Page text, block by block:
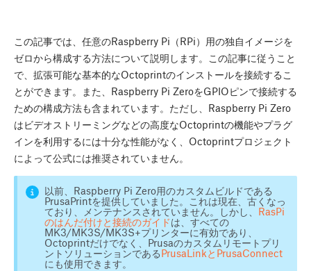
この記事では、任意のRaspberry Pi（RPi）用の独自イメージを
ゼロから構成する方法について説明します。この記事に従うこと
で、拡張可能な基本的なOctoprintのインストールを接続するこ
とができます。また、Raspberry Pi ZeroをGPIOピンで接続する
ための構成方法も含まれています。ただし、Raspberry Pi Zero
はビデオストリーミングなどの高度なOctoprintの機能やプラグ
インを利用するには十分な性能がなく、Octoprintプロジェクト
によって公式には推奨されていません。
以前、Raspberry Pi Zero用のカスタムビルドである
PrusaPrintを提供していました。これは現在、古くなっ
ており、メンテナンスされていません。しかし、 RasPi
のはんだ付けと接続のガイドは、すべての
MK3/MK3S/MK3S+プリンターに有効であり、
Octoprintだけでなく、Prusaのカスタムリモートプリ
ントソリューションであるPrusaLinkとPrusaConnect
にも使用できます。